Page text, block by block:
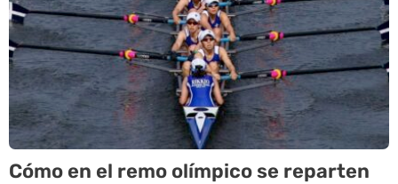
Cómo en el remo olímpico se reparten